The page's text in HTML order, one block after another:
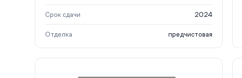
Срок сдачи 2024
Отделка предчистовая